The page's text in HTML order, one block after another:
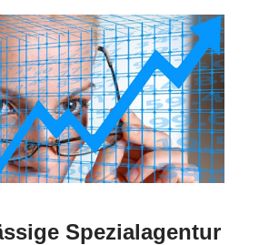
Spezialagentur